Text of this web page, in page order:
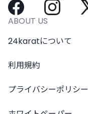
ABOUT US
24karatについて
利用規約
プライバシーポリシー